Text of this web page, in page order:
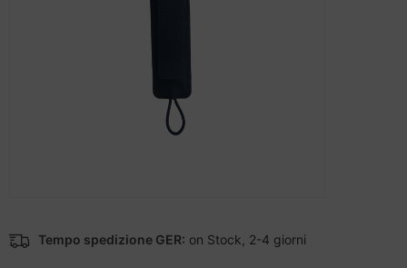
Tempo spedizione GER: on Stock, 2-4 giorni
/ Schnittstellen
grafiche